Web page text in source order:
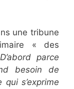
une tribune
« des
D’abord parce
besoin de
s’exprime